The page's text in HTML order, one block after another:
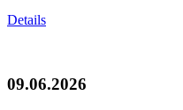
Details
09.06.2026